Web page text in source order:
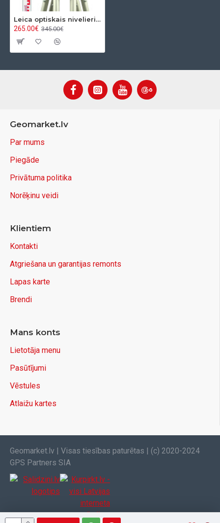
Leica optiskais nivelieris NA320 Komplekts KALIBRĒTS
265.00€ 345.00€
Geomarket.lv
Par mums
Piegāde
Privātuma politika
Norēķinu veidi
Klientiem
Kontakti
Atgriešana un garantijas remonts
Lapas karte
Brendi
Mans konts
Lietotāja menu
Pasūtījumi
Vēstules
Atlaižu kartes
Geomarket.lv | Visas tiesības paturētas | (c) 2020-2024
GPS Partners SIA